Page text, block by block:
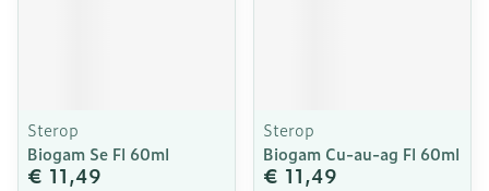
Sterop
Biogam Se Fl 60ml
€ 11,49
Sterop
Biogam Cu-au-ag Fl 60ml
€ 11,49